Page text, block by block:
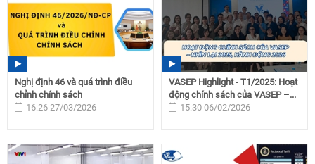
Nghị định 46 và quá trình điều
chỉnh chính sách
16:26 27/03/2026
VASEP Highlight - T1/2025: Hoạt
động chính sách của VASEP –...
15:30 06/02/2026